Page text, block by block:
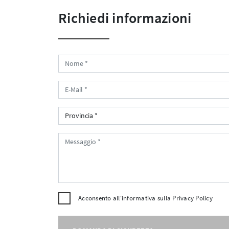
Richiedi informazioni
Acconsento all'informativa sulla Privacy Policy